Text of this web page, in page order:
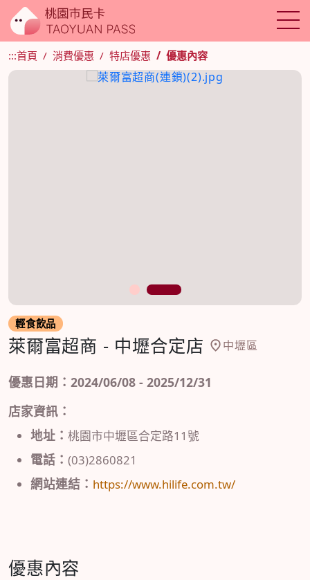
:::首頁 消費優惠 特店優惠 優惠內容
1 2
輕食飲品
萊爾富超商 - 中壢合定店 中壢區
優惠日期：2024/06/08 - 2025/12/31
店家資訊：
地址： 桃園市中壢區合定路11號
電話： (03)2860821
網站連結： https://www.hilife.com.tw/
優惠內容